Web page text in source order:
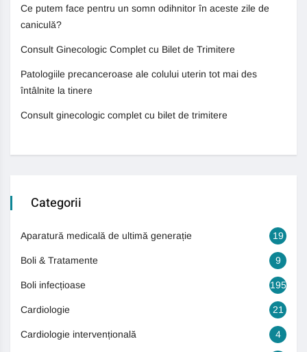
Ce putem face pentru un somn odihnitor în aceste zile de
caniculă?
Consult Ginecologic Complet cu Bilet de Trimitere
Patologiile precanceroase ale colului uterin tot mai des
întâlnite la tinere
Consult ginecologic complet cu bilet de trimitere
Categorii
Aparatură medicală de ultimă generație 19
Boli & Tratamente 9
Boli infecțioase 195
Cardiologie 21
Cardiologie intervențională 4